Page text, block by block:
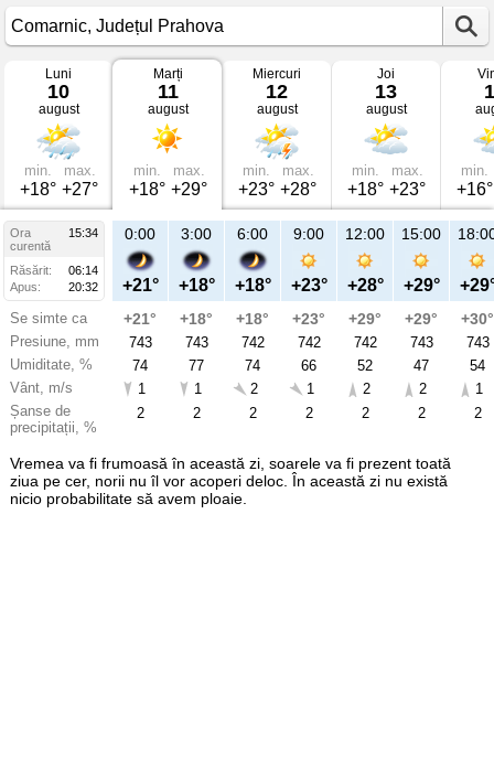
Vremea
Comarnic
mâine
Județul
Prahova
Luni
10
august
min.
+18°
max.
+27°
Marți
11
august
min.
+18°
max.
+29°
Miercuri
12
august
min.
+23°
max.
+28°
Joi
13
august
min.
+18°
max.
+23°
min.
+16°
Ora
15:34
curentă
Răsărit:
06:14
Apus:
20:32
Se simte ca
Presiune, mm
Umiditate, %
Vânt, m/s
Șanse de
precipitații, %
21:00
+24°
+24°
743
76
0
2
Ma
aug
0:00
+21°
+21°
743
74
1
2
3:00
+18°
+18°
743
77
1
2
6:00
+18°
+18°
742
74
2
2
9:00
+23°
+23°
742
66
1
2
12:00
+28°
+29°
742
52
2
2
15:00
+29°
+29°
743
47
2
2
+30°
743
54
1
2
Vremea va fi frumoasă în această zi, soarele va fi prezent toată
ziua pe cer, norii nu îl vor acoperi deloc. În această zi nu există
nicio probabilitate să avem ploaie.